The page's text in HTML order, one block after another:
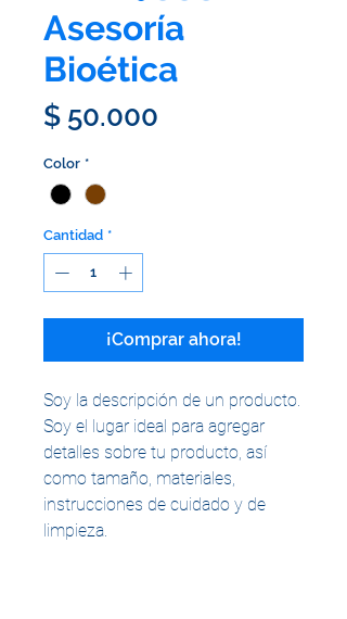
Asesoría
Bioética
$ 50.000
Color *
Cantidad *
¡Comprar ahora!
Soy la descripción de un producto.
Soy el lugar ideal para agregar
detalles sobre tu producto, así
como tamaño, materiales,
instrucciones de cuidado y de
limpieza.